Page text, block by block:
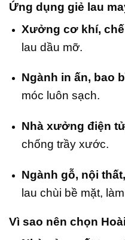
Ứng dụng giẻ lau
Xưởng cơ khí,
lau dầu mỡ.
Ngành in ấn, bao
móc luôn sạch.
Nhà xưởng điện
chống trầy xước.
Ngành gỗ, nội
lau chùi bề mặt,
Vì sao nên chọn